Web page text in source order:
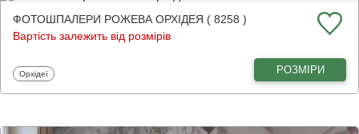
ФОТОШПАЛЕРИ РОЖЕВА ОРХІДЕЯ ( 8258 )
Вартість залежить від розмірів
Фотошпалери
Орхідеї РОЗМІРИ